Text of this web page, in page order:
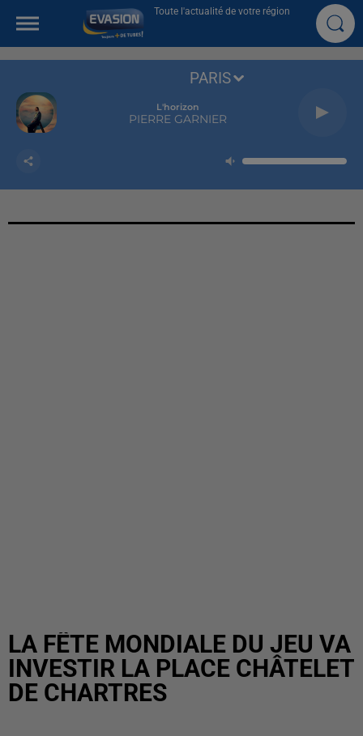
Toute l'actualité de votre région
L'horizon
PIERRE GARNIER
PARIS
LA FÊTE MONDIALE DU JEU VA
INVESTIR LA PLACE CHÂTELET
DE CHARTRES